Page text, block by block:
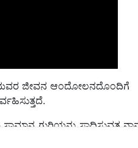
ಜೀವನ ಆಂದೋಲನದೊಂದಿಗೆ
ಗುರಿಯನ್ನು ಸಾಧಿಸುವತ್ತ ನಾವು